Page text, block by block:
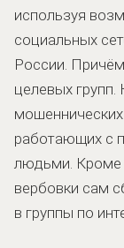
используя
социальных
России.
целевых
работающих с
людьми. Кроме
вербовки сам
в группы по